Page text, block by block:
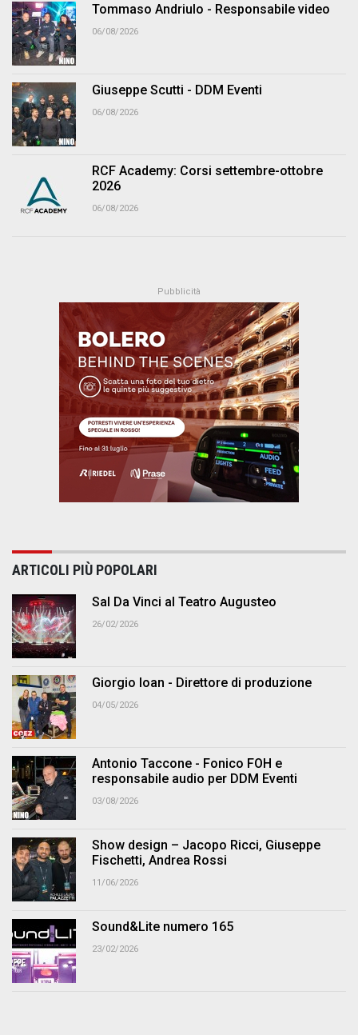
Tommaso Andriulo - Responsabile video
06/08/2026
Giuseppe Scutti - DDM Eventi
06/08/2026
RCF Academy: Corsi settembre-ottobre
2026
06/08/2026
ARTICOLI PIÙ POPOLARI
Sal Da Vinci al Teatro Augusteo
26/02/2026
Giorgio Ioan - Direttore di produzione
04/05/2026
Antonio Taccone - Fonico FOH e
responsabile audio per DDM Eventi
03/08/2026
Show design – Jacopo Ricci, Giuseppe
Fischetti, Andrea Rossi
11/06/2026
Sound&Lite numero 165
23/02/2026